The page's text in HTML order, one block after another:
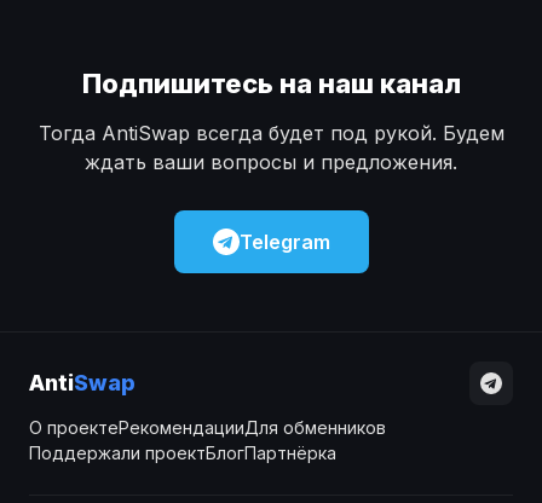
Подпишитесь на наш канал
Тогда AntiSwap всегда будет под рукой. Будем
ждать ваши вопросы и предложения.
Telegram
AntiSwap
О проектеРекомендацииДля обменников
Поддержали проектБлогПартнёрка